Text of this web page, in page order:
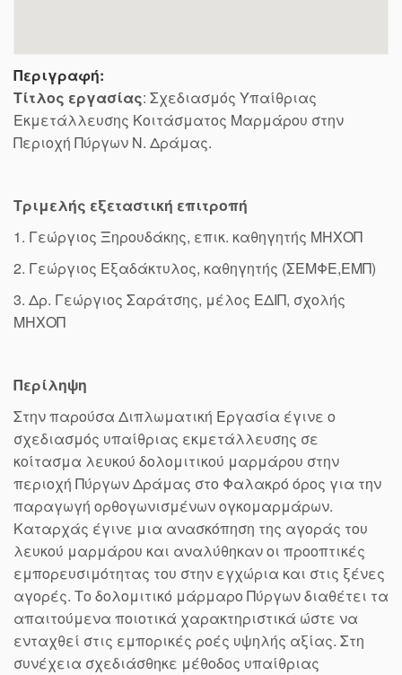
Περιγραφή:
Τίτλος εργασίας: Σχεδιασμός Υπαίθριας
Εκμετάλλευσης Κοιτάσματος Μαρμάρου στην
Περιοχή Πύργων Ν. Δράμας.
Τριμελής εξεταστική επιτροπή
1. Γεώργιος Ξηρουδάκης, επικ. καθηγητής ΜΗΧΟΠ
2. Γεώργιος Εξαδάκτυλος, καθηγητής (ΣΕΜΦΕ,ΕΜΠ)
3. Δρ. Γεώργιος Σαράτσης, μέλος ΕΔΙΠ, σχολής
ΜΗΧΟΠ
Περίληψη
Στην παρούσα Διπλωματική Εργασία έγινε ο
σχεδιασμός υπαίθριας εκμετάλλευσης σε
κοίτασμα λευκού δολομιτικού μαρμάρου στην
περιοχή Πύργων Δράμας στο Φαλακρό όρος για την
παραγωγή ορθογωνισμένων ογκομαρμάρων.
Καταρχάς έγινε μια ανασκόπηση της αγοράς του
λευκού μαρμάρου και αναλύθηκαν οι προοπτικές
εμπορευσιμότητας του στην εγχώρια και στις ξένες
αγορές. Το δολομιτικό μάρμαρο Πύργων διαθέτει τα
απαιτούμενα ποιοτικά χαρακτηριστικά ώστε να
ενταχθεί στις εμπορικές ροές υψηλής αξίας. Στη
συνέχεια σχεδιάσθηκε μέθοδος υπαίθριας